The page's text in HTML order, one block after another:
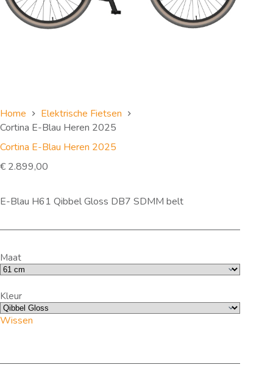
Home
Elektrische Fietsen
Cortina E-Blau Heren 2025
Cortina E-Blau Heren 2025
€ 2.899,00
E-Blau H61 Qibbel Gloss DB7 SDMM belt
Maat
Kleur
Wissen